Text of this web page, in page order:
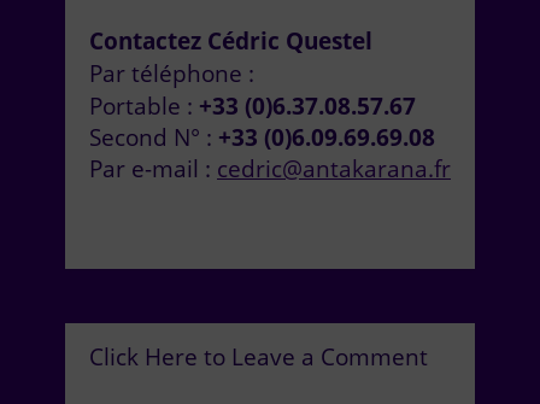
Contactez Cédric Questel
Par téléphone :
Portable : +33 (0)6.37.08.57.67
Second N° : +33 (0)6.09.69.69.08
Par e-mail : cedric@antakarana.fr
Click Here to Leave a Comment